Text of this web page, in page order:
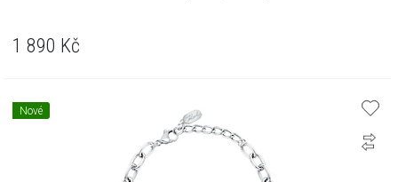
1 890 Kč
Nové